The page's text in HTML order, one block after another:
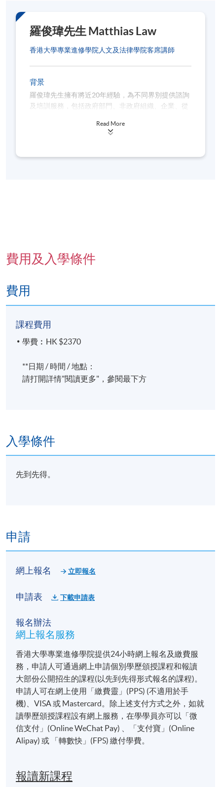
日期 / 時間
逢周二，7:00pm - 9:30pm
修業期
第1-8課: 7:00pm - 9:30pm
第9課: 7:00pm - 9:00pm
羅俊瑋先生 Matthias Law
香港大學專業進修學院人文及法律學院客席講師
背景
羅俊瑋先生擁有將近20年經驗，為不同界別提供諮詢
及培訓服務，包括政府部門、非政府組織、企業、從
經驗，為兒童、家長及在職成年提供教育服務。作為
和理論，令客戶和學員建立深刻實務的知識。
Read More
費用及入學條件
費用
課程費用
學費︰HK $2370
**日期 / 時間 / 地點：
請打開詳情"閱讀更多"，參閱最下方
入學條件
先到先得。
申請
網上報名 立即報名
申請表 下載申請表
報名辦法
網上報名服務
香港大學專業進修學院提供24小時網上報名及繳費服
務，申請人可通過網上申請個別學歷頒授課程和報讀
大部份公開招生的課程(以先到先得形式報名的課程)。
申請人可在網上使用「繳費靈」(PPS) (不適用於手
機)、VISA 或 Mastercard。除上述支付方式之外，如就
讀學歷頒授課程設有網上服務，在學學員亦可以「微
信支付」(Online WeChat Pay) 、「支付寶」(Online
Alipay) 或 「轉數快」(FPS) 繳付學費。
報讀新課程